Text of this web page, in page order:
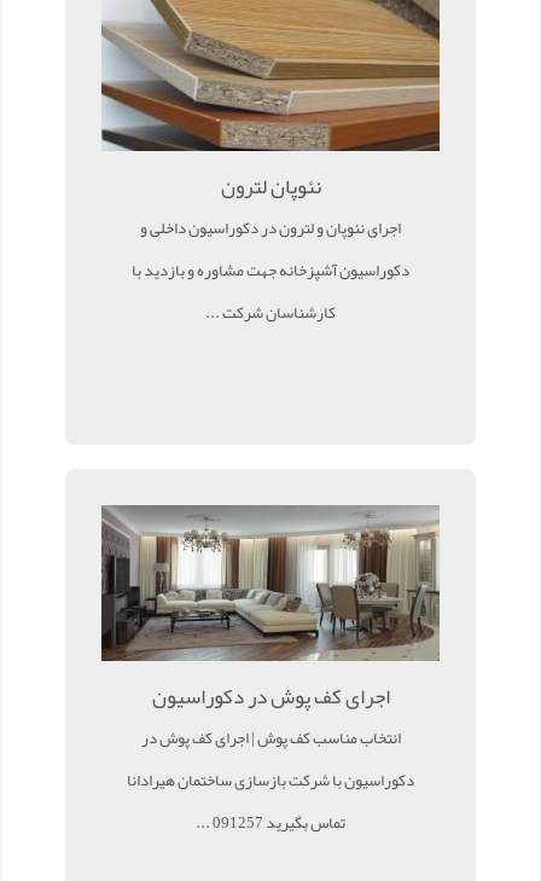
نئوپان لترون
اجرای نئوپان و لترون در دکوراسیون داخلی و
دکوراسیون آشپزخانه جهت مشاوره و بازدید با
کارشناسان شرکت ...
اجرای کف پوش در دکوراسیون
انتخاب مناسب کف پوش | اجرای کف پوش در
دکوراسیون با شرکت بازسازی ساختمان هیرادانا
تماس بگیرید 091257 ...